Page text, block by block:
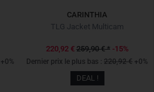
+0%
CARINTHIA
TLG Jacket Multicam
220,92 € 259,90 €* -15%
Dernier prix le plus bas : 220,92 € +0%
DEAL !